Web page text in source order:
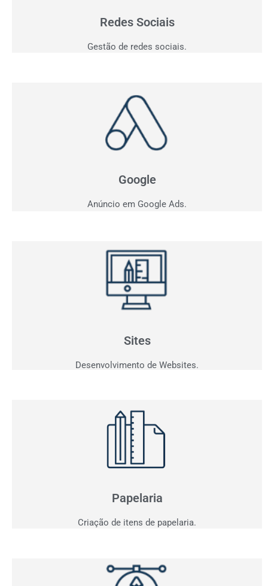
Redes Sociais
Gestão de redes sociais.
Google
Anúncio em Google Ads.
Anúncio em Google
Como ficar entre os três primeiros do Google?
Sites
Desenvolvimento de Websites.
Quer vender pela internet? Desenvolvemos sites
Papelaria
Criação de itens de papelaria.
Não basta ser bom. Precisa mostrar que é!